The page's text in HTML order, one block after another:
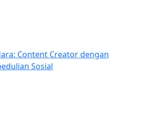
Content Creator dengan
Sosial